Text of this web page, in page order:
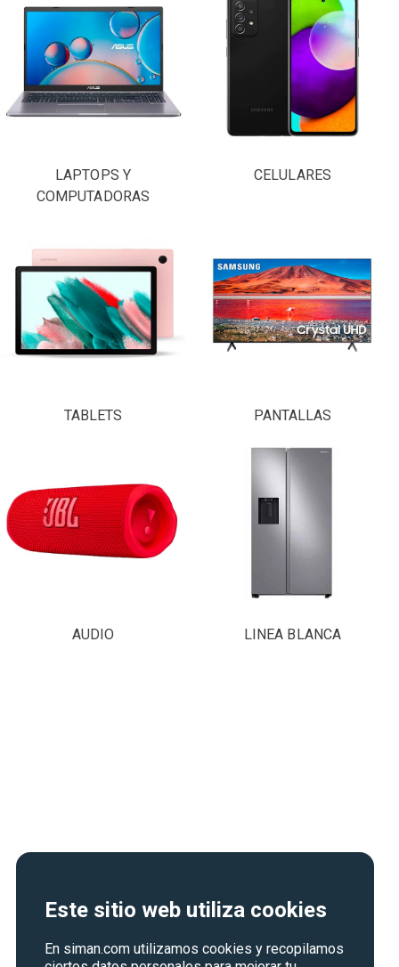
Este sitio web utiliza cookies
En siman.com utilizamos cookies y recopilamos
LAPTOPS Y
COMPUTADORAS
CELULARES
TABLETS PANTALLAS
AUDIO LINEA BLANCA